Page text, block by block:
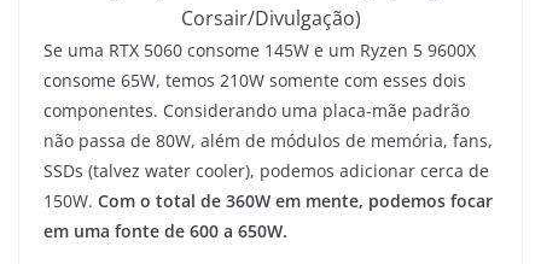
Corsair/Divulgação)
Se uma RTX 5060 consome 145W e um Ryzen 5 9600X
consome 65W, temos 210W somente com esses dois
componentes. Considerando uma placa-mãe padrão
não passa de 80W, além de módulos de memória, fans,
SSDs (talvez water cooler), podemos adicionar cerca de
150W. Com o total de 360W em mente, podemos focar
em uma fonte de 600 a 650W.